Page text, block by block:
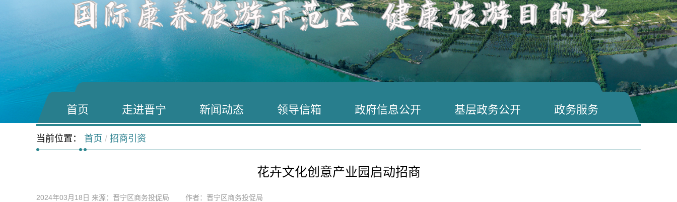
首页 走进晋宁 新闻动态 领导信箱 政府信息公开 基层政务公开 政务服务
当前位置： 首页 / 招商引资
花卉文化创意产业园启动招商
2024年03月18日 来源：晋宁区商务投促局 作者：晋宁区商务投促局